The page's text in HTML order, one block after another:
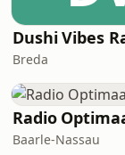
Dushi Vibes
Breda
Radio
Baarle-Nassau